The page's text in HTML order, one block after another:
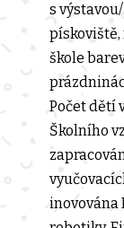
s
pískoviště,
škole
Počet dětí
Školního
inovována